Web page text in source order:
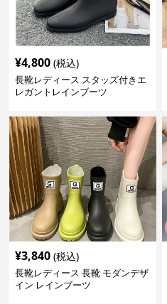
¥4,800 (税込)
長靴レディース スタッズ付きエ
レガントレインブーツ
¥3,840 (税込)
長靴レディース 長靴 モダンデザ
イン レインブーツ